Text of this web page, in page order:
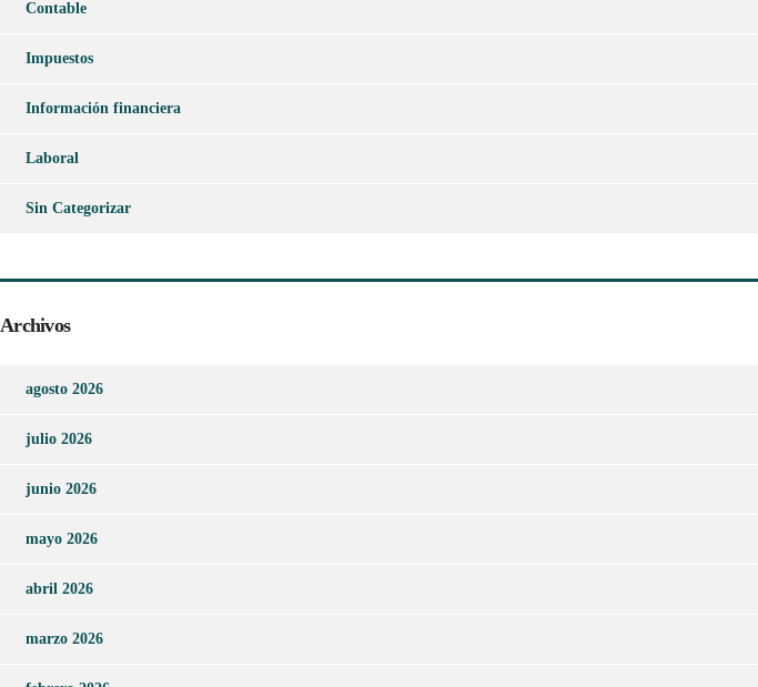
Contable
Impuestos
Información financiera
Laboral
Sin Categorizar
Archivos
agosto 2026
julio 2026
junio 2026
mayo 2026
abril 2026
marzo 2026